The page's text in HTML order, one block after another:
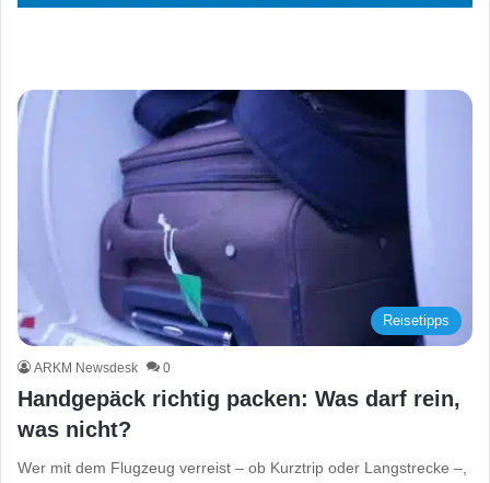
Reisetipps
ARKM Newsdesk 0
Handgepäck richtig packen: Was darf rein,
was nicht?
Wer mit dem Flugzeug verreist – ob Kurztrip oder Langstrecke –,